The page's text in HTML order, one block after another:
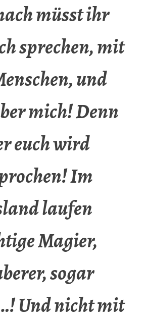
müsst ihr
sprechen, mit
und
mich! Denn
euch wird
Im
laufen
Magier,
sogar
Und nicht mit